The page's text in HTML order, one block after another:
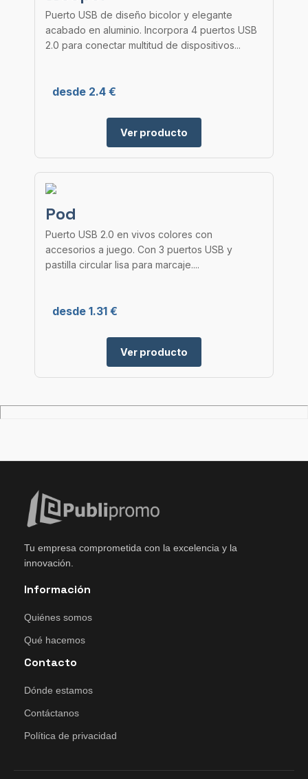
Puerto USB de diseño bicolor y elegante
acabado en aluminio. Incorpora 4 puertos USB
2.0 para conectar multitud de dispositivos...
desde 2.4 €
Ver producto
Pod
Puerto USB 2.0 en vivos colores con
accesorios a juego. Con 3 puertos USB y
pastilla circular lisa para marcaje....
desde 1.31 €
Ver producto
Tu empresa comprometida con la excelencia y la
innovación.
Información
Quiénes somos
Qué hacemos
Contacto
Dónde estamos
Contáctanos
Política de privacidad